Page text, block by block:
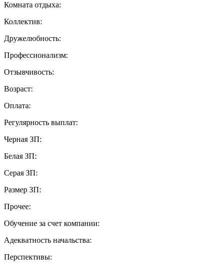
Комната отдыха:
Коллектив:
Дружелюбность:
Профессионализм:
Отзывчивость:
Возраст:
Оплата:
Регулярность выплат:
Черная ЗП:
Белая ЗП:
Серая ЗП:
Размер ЗП:
Прочее:
Обучение за счет компании:
Адекватность начальства:
Перспективы: